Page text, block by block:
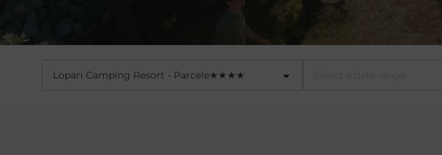
Lopari Camping Resort - Parcele★ ★ ★ ★